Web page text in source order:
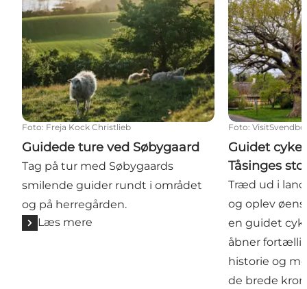
Foto: Freja Kock Christlieb
Guidede ture ved Søbygaard
Tag på tur med Søbygaards
smilende guider rundt i området
og på herregården.
Læs mere
Foto:
Guidet
Tåsinges
Træd ud i
og oplev
en guidet
åbner
historie og
de brede